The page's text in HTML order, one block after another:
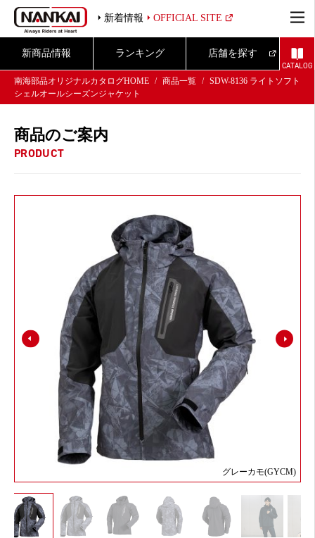
新着情報 OFFICIAL SITE
新商品情報 ランキング 店舗を探す
CATALOG
南海部品オリジナルカタログHOME
商品一覧
SDW-8136 ライトソフト
シェルオールシーズンジャケット
商品のご案内
PRODUCT
グレーカモ(GYCM)